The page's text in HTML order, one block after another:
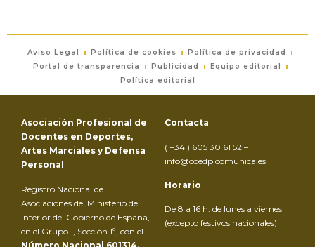
Aviso Legal Política de cookies
Política de privacidad
Portal de transparencia
Publicidad
Equipo editorial
Política editorial
Asociación Profesional de
Docentes en Deportes,
Artes Marciales y Defensa
Personal
Registro Nacional de
Asociaciones del Ministerio del
Interior del Gobierno de España,
en el Grupo 1, Sección 1ª, con el
Contacta
( +34 ) 605 30 61 52 –
info@coedpicomunica.es
Horario
De 8 a 16 h. de lunes a viernes
(excepto festivos nacionales)